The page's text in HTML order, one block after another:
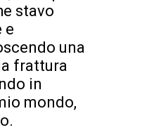
stavo
e
una
frattura
in
mondo,